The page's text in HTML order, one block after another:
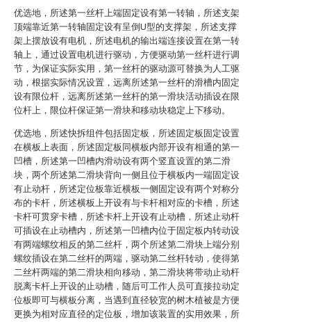
优选地，所述第一丝杆上端固定设有第一转轴，所述支架
顶端靠近第一转轴固定设有呈倒U型的支撑架，所述支撑
架上摆放设有电机，所述电机的输出端连接设置在第一转
轴上，通过设置电机进行驱动，方便驱动第一丝杆进行调
节，为保证实际实用，第一丝杆的驱动源可替换为人工驱
动，根据实际情况设置，远离所述第一丝杆的滑槽内固定
设有限位杆，远离所述第一丝杆的第一滑块活动插设在限
位杆上，限位杆保证第一滑块和移动块稳定上下移动。
优选地，所述快拆组件包括固定板，所述固定板固定设置
在横板上表面，所述固定板同横板内部开设有相通的第一
凹槽，所述第一凹槽内滑动设有两个竖直设置的第二滑
块，两个所述第二滑块背向一侧且位于横板内一端固定设
有止动杆，所述定位板靠近横板一侧固定设有两个对称分
布的卡杆，所述横板上开设有与卡杆相对应的卡槽，所述
卡杆可贯穿卡槽，所述卡杆上开设有止动槽，所述止动杆
可插设在止动槽内，所述第一凹槽内位于固定板内转动设
有两端螺纹相反的第二丝杆，两个所述第二滑块上端分别
螺纹插设在第二丝杆的两端，驱动第二丝杆转动，使得第
二丝杆两端的第二滑块相向移动，第二滑块将带动止动杆
脱离卡杆上开设的止动槽，随后可工作人员可直接拉动定
位板即可与横板分离，当遇到直径较宽的树木植被是方便
更换为相对应直径的定位板，增加该装置的实用效果，所